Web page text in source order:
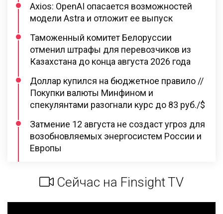
Axios: OpenAI опасается возможностей
модели Astra и отложит ее выпуск
Таможенный комитет Белоруссии
отменил штрафы для перевозчиков из
Казахстана до конца августа 2026 года
Доллар купился на бюджетное правило //
Покупки валюты Минфином и
спекулянтами разогнали курс до 83 руб./$
Затмение 12 августа не создаст угроз для
возобновляемых энергосистем России и
Европы
Сейчас на Finsight TV